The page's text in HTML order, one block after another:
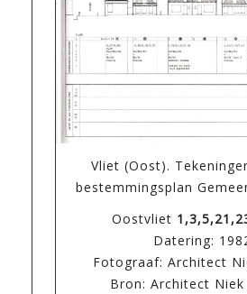
Vliet (Oost).
bestemmingsplan
Oostvliet
Datering:
Fotograaf: Architect
Bron: Architect Niek